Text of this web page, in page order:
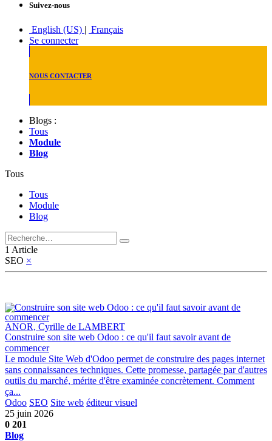
Suivez-nous
English (US) | Français
Se connecter
NOUS CONTACTER
Blogs :
Tous
Module
Blog
Tous
Tous
Module
Blog
1 Article
SEO ×
ANOR, Cyrille de LAMBERT
Construire son site web Odoo : ce qu'il faut savoir avant de
commencer
Le module Site Web d'Odoo permet de construire des pages internet
sans connaissances techniques. Cette promesse, partagée par d'autres
outils du marché, mérite d'être examinée concrètement. Comment
ça...
Odoo SEO Site web éditeur visuel
25 juin 2026
0 201
Blog